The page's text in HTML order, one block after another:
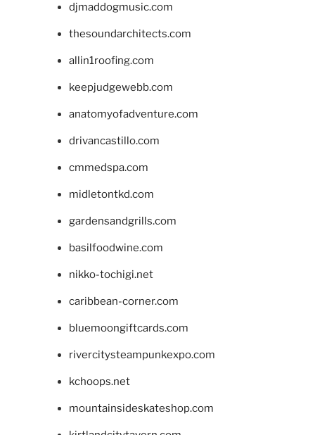
djmaddogmusic.com
thesoundarchitects.com
allin1roofing.com
keepjudgewebb.com
anatomyofadventure.com
drivancastillo.com
cmmedspa.com
midletontkd.com
gardensandgrills.com
basilfoodwine.com
nikko-tochigi.net
caribbean-corner.com
bluemoongiftcards.com
rivercitysteampunkexpo.com
kchoops.net
mountainsideskateshop.com